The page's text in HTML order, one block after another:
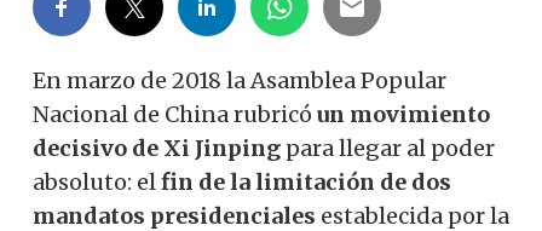
En marzo de 2018 la Asamblea Popular
Nacional de China rubricó un movimiento
decisivo de Xi Jinping para llegar al poder
absoluto: elfin de la limitación de dos
mandatos presidenciales establecida por la